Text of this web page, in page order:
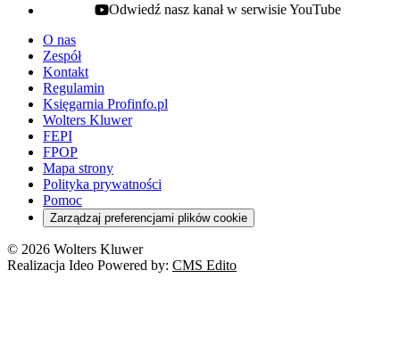
youtube - otwiera się w nowej karcie
Odwiedź nasz kanał w serwisie YouTube
O nas
Zespół
Kontakt
Regulamin
Księgarnia Profinfo.pl
Wolters Kluwer
FEPI
FPOP
Mapa strony
Polityka prywatności
Pomoc
Zarządzaj preferencjami plików cookie
© 2026 Wolters Kluwer
Realizacja Ideo Powered by: CMS Edito